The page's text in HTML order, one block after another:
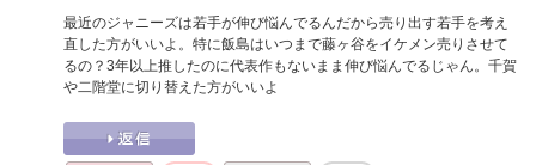
最近のジャニーズは若手が伸び悩んでるんだから売り出す若手を考え
直した方がいいよ。特に飯島はいつまで藤ヶ谷をイケメン売りさせて
るの？3年以上推したのに代表作もないまま伸び悩んでるじゃん。千賀
や二階堂に切り替えた方がいいよ